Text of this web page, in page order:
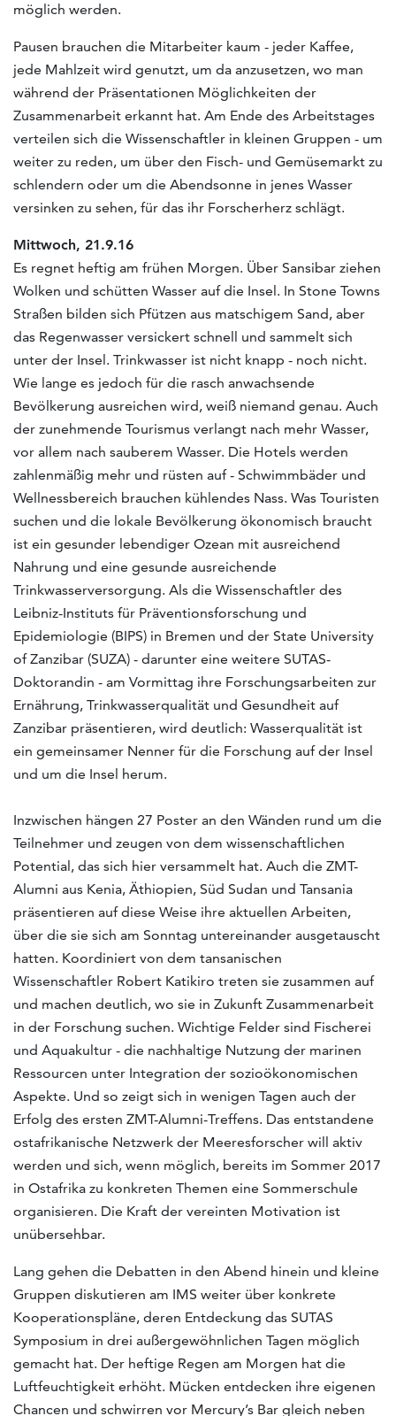
möglich werden.
Pausen brauchen die Mitarbeiter kaum - jeder Kaffee,
jede Mahlzeit wird genutzt, um da anzusetzen, wo man
während der Präsentationen Möglichkeiten der
Zusammenarbeit erkannt hat. Am Ende des Arbeitstages
verteilen sich die Wissenschaftler in kleinen Gruppen - um
weiter zu reden, um über den Fisch- und Gemüsemarkt zu
schlendern oder um die Abendsonne in jenes Wasser
versinken zu sehen, für das ihr Forscherherz schlägt.
Mittwoch, 21.9.16
Es regnet heftig am frühen Morgen. Über Sansibar ziehen
Wolken und schütten Wasser auf die Insel. In Stone Towns
Straßen bilden sich Pfützen aus matschigem Sand, aber
das Regenwasser versickert schnell und sammelt sich
unter der Insel. Trinkwasser ist nicht knapp - noch nicht.
Wie lange es jedoch für die rasch anwachsende
Bevölkerung ausreichen wird, weiß niemand genau. Auch
der zunehmende Tourismus verlangt nach mehr Wasser,
vor allem nach sauberem Wasser. Die Hotels werden
zahlenmäßig mehr und rüsten auf - Schwimmbäder und
Wellnessbereich brauchen kühlendes Nass. Was Touristen
suchen und die lokale Bevölkerung ökonomisch braucht
ist ein gesunder lebendiger Ozean mit ausreichend
Nahrung und eine gesunde ausreichende
Trinkwasserversorgung. Als die Wissenschaftler des
Leibniz-Instituts für Präventionsforschung und
Epidemiologie (BIPS) in Bremen und der State University
of Zanzibar (SUZA) - darunter eine weitere SUTAS-
Doktorandin - am Vormittag ihre Forschungsarbeiten zur
Ernährung, Trinkwasserqualität und Gesundheit auf
Zanzibar präsentieren, wird deutlich: Wasserqualität ist
ein gemeinsamer Nenner für die Forschung auf der Insel
und um die Insel herum.
Inzwischen hängen 27 Poster an den Wänden rund um die
Teilnehmer und zeugen von dem wissenschaftlichen
Potential, das sich hier versammelt hat. Auch die ZMT-
Alumni aus Kenia, Äthiopien, Süd Sudan und Tansania
präsentieren auf diese Weise ihre aktuellen Arbeiten,
über die sie sich am Sonntag untereinander ausgetauscht
hatten. Koordiniert von dem tansanischen
Wissenschaftler Robert Katikiro treten sie zusammen auf
und machen deutlich, wo sie in Zukunft Zusammenarbeit
in der Forschung suchen. Wichtige Felder sind Fischerei
und Aquakultur - die nachhaltige Nutzung der marinen
Ressourcen unter Integration der sozioökonomischen
Aspekte. Und so zeigt sich in wenigen Tagen auch der
Erfolg des ersten ZMT-Alumni-Treffens. Das entstandene
ostafrikanische Netzwerk der Meeresforscher will aktiv
werden und sich, wenn möglich, bereits im Sommer 2017
in Ostafrika zu konkreten Themen eine Sommerschule
organisieren. Die Kraft der vereinten Motivation ist
unübersehbar.
Lang gehen die Debatten in den Abend hinein und kleine
Gruppen diskutieren am IMS weiter über konkrete
Kooperationspläne, deren Entdeckung das SUTAS
Symposium in drei außergewöhnlichen Tagen möglich
gemacht hat. Der heftige Regen am Morgen hat die
Luftfeuchtigkeit erhöht. Mücken entdecken ihre eigenen
Chancen und schwirren vor Mercury’s Bar gleich neben